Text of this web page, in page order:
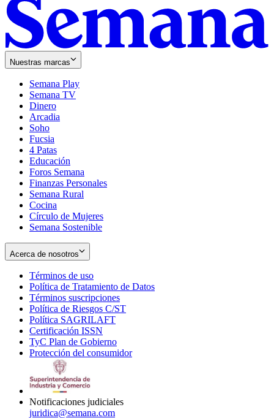
Nuestras marcas
Semana Play
Semana TV
Dinero
Arcadia
Soho
in
new
window
Fucsia
in
new
window
4 Patas
Educación
Foros Semana
Finanzas Personales
Semana Rural
Cocina
Círculo de Mujeres
Semana Sostenible
Acerca de nosotros
Términos de uso
in
new
window
Política de Tratamiento de Datos
Términos suscripciones
in
Política de Riesgos C/ST
Política SAGRILAFT
new
window
Certificación ISSN
in
new
TyC Plan de Gobierno
in
Protección del consumidorOpens
Notificaciones judiciales
juridica@semana.com